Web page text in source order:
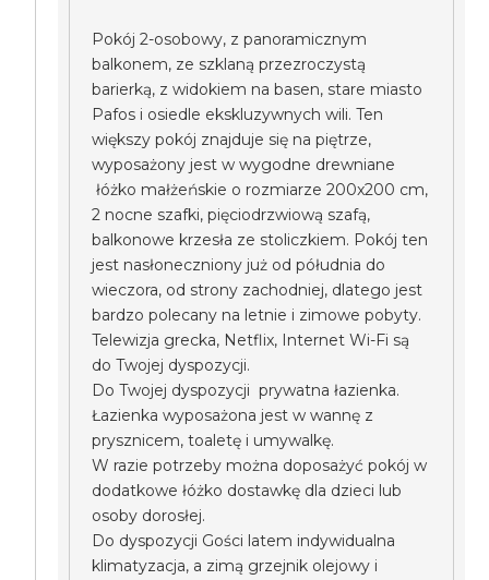
Pokój 2-osobowy, z panoramicznym
balkonem, ze szklaną przezroczystą
barierką, z widokiem na basen, stare miasto
Pafos i osiedle ekskluzywnych wili. Ten
większy pokój znajduje się na piętrze,
wyposażony jest w wygodne drewniane
łóżko małżeńskie o rozmiarze 200x200 cm,
2 nocne szafki, pięciodrzwiową szafą,
balkonowe krzesła ze stoliczkiem. Pokój ten
jest nasłoneczniony już od półudnia do
wieczora, od strony zachodniej, dlatego jest
bardzo polecany na letnie i zimowe pobyty.
Telewizja grecka, Netflix, Internet Wi-Fi są
do Twojej dyspozycji.
Do Twojej dyspozycji prywatna łazienka.
Łazienka wyposażona jest w wannę z
prysznicem, toaletę i umywalkę.
W razie potrzeby można doposażyć pokój w
dodatkowe łóżko dostawkę dla dzieci lub
osoby dorosłej.
Do dyspozycji Gości latem indywidualna
klimatyzacja, a zimą grzejnik olejowy i